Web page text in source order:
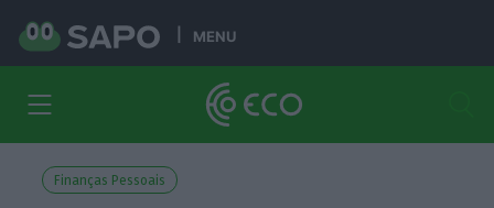
MENU
Finanças Pessoais